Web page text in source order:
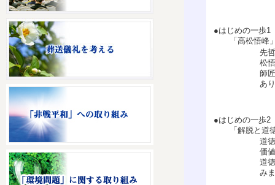
●はじめの一歩
「高松悟峰
先
松
師
あ
●はじめの一歩
「解脱と道徳
道
価
道
み